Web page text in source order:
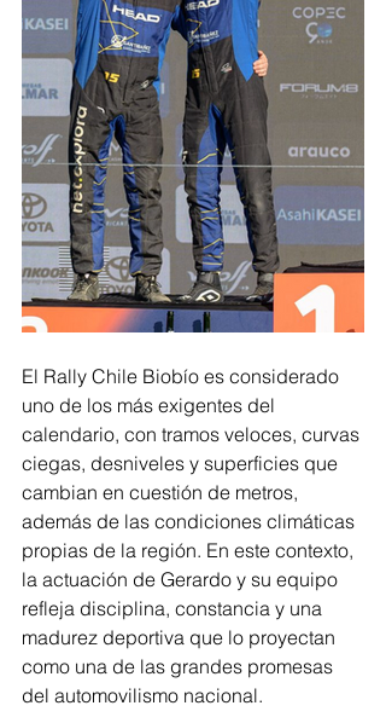
El Rally Chile Biobío es considerado
uno de los más exigentes del
calendario, con tramos veloces, curvas
ciegas, desniveles y superficies que
cambian en cuestión de metros,
además de las condiciones climáticas
propias de la región. En este contexto,
la actuación de Gerardo y su equipo
refleja disciplina, constancia y una
madurez deportiva que lo proyectan
como una de las grandes promesas
del automovilismo nacional.